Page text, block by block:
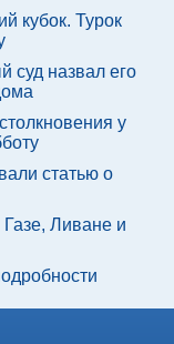
кубок. Турок
суд назвал его
у
статью о
Ливане и